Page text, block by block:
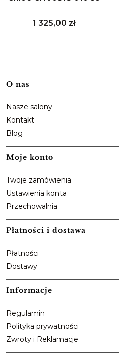
Cena
1 325,00 zł
Linki w stopce
O nas
Nasze salony
Kontakt
Blog
Moje konto
Twoje zamówienia
Ustawienia konta
Przechowalnia
Płatności i dostawa
Płatności
Dostawy
Informacje
Regulamin
Polityka prywatności
Zwroty i Reklamacje